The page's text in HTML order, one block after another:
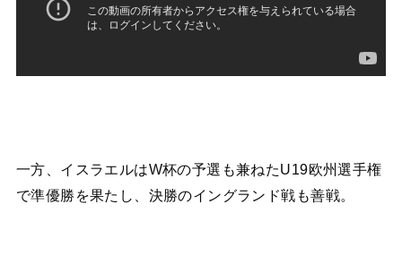
一方、イスラエルはW杯の予選も兼ねたU19欧州選手権
で準優勝を果たし、決勝のイングランド戦も善戦。